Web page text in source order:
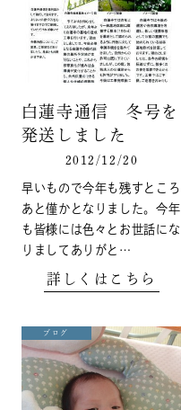
白蓮寺通信 冬号を
発送しました
2012/12/20
早いもので今年も残すところ
あと僅かとなりました。今年
も皆様には色々とお世話にな
りましてありがと…
詳しくはこちら
ブログ